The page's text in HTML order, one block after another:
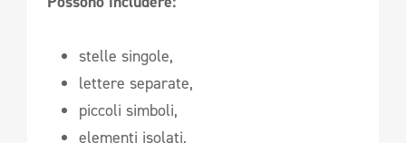
stelle singole,
lettere separate,
piccoli simboli,
elementi isolati,